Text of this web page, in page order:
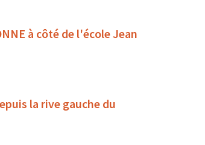
à côté de l'école Jean
la rive gauche du